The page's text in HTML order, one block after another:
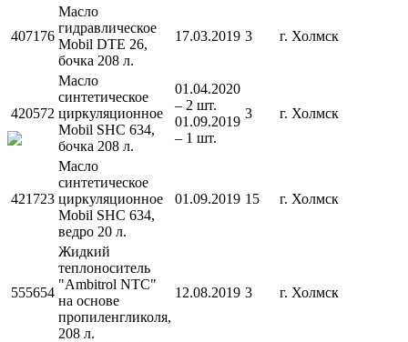
407176
Масло
гидравлическое
Mobil DTE 26,
бочка 208 л.
17.03.2019 3 г. Холмск
420572
Масло
синтетическое
циркуляционное
Mobil SHC 634,
бочка 208 л.
01.04.2020
– 2 шт.
01.09.2019
– 1 шт.
3 г. Холмск
421723
Масло
синтетическое
циркуляционное
Mobil SHC 634,
ведро 20 л.
01.09.2019 15 г. Холмск
555654
Жидкий
теплоноситель
"Ambitrol NTC"
на основе
пропиленгликоля,
208 л.
12.08.2019 3 г. Холмск